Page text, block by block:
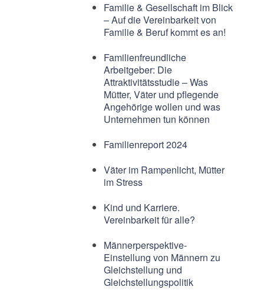
Familie & Gesellschaft im Blick
– Auf die Vereinbarkeit von
Familie & Beruf kommt es an!
Familienfreundliche
Arbeitgeber: Die
Attraktivitätsstudie – Was
Mütter, Väter und pflegende
Angehörige wollen und was
Unternehmen tun können
Familienreport 2024
Väter im Rampenlicht, Mütter
im Stress
Kind und Karriere.
Vereinbarkeit für alle?
Männerperspektive-
Einstellung von Männern zu
Gleichstellung und
Gleichstellungspolitik